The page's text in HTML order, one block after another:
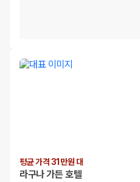
평균 가격 31만원 대
라구나 가든 호텔